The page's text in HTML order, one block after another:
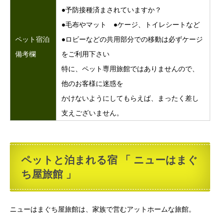
ペット宿泊
備考欄
●予防接種済まされていますか？
●毛布やマット ●ケージ、トイレシートなど
●ロビーなどの共用部分での移動は必ずケージ
をご利用下さい
特に、ペット専用旅館ではありませんので、
他のお客様に迷惑を
かけないようにしてもらえば、まったく差し
支えございません。
ペットと泊まれる宿 「 ニューはまぐ
ち屋旅館 」
ニューはまぐち屋旅館は、家族で営むアットホームな旅館。